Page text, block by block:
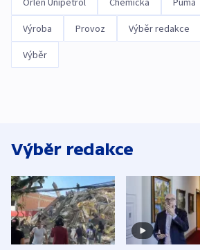
Výroba Provoz Výběr redakce
Výběr
Výběr redakce